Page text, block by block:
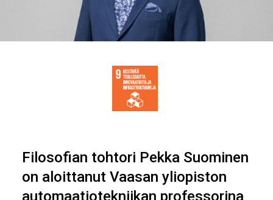
Filosofian tohtori Pekka Suominen
on aloittanut Vaasan yliopiston
automaatiotekniikan professorina